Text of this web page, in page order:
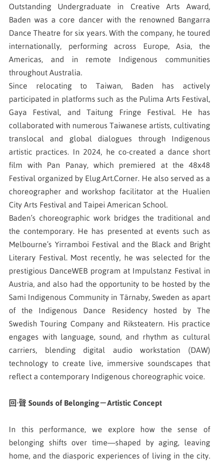
Outstanding Undergraduate in Creative Arts Award,
Baden was a core dancer with the renowned Bangarra
Dance Theatre for six years. With the company, he toured
internationally, performing across Europe, Asia, the
Americas, and in remote Indigenous communities
throughout Australia.
Since relocating to Taiwan, Baden has actively
participated in platforms such as the Pulima Arts Festival,
Gaya Festival, and Taitung Fringe Festival. He has
collaborated with numerous Taiwanese artists, cultivating
translocal and global dialogues through Indigenous
artistic practices. In 2024, he co-created a dance short
film with Pan Panay, which premiered at the 48x48
Festival organized by Elug.Art.Corner. He also served as a
choreographer and workshop facilitator at the Hualien
City Arts Festival and Taipei American School.
Baden’s choreographic work bridges the traditional and
the contemporary. He has presented at events such as
Melbourne’s Yirramboi Festival and the Black and Bright
Literary Festival. Most recently, he was selected for the
prestigious DanceWEB program at Impulstanz Festival in
Austria, and also had the opportunity to be hosted by the
Sami Indigenous Community in Tärnaby, Sweden as apart
of the Indigenous Dance Residency hosted by The
Swedish Touring Company and Riksteatern. His practice
engages with language, sound, and rhythm as cultural
carriers, blending digital audio workstation (DAW)
technology to create live, immersive soundscapes that
reflect a contemporary Indigenous choreographic voice.
回·聲 Sounds of Belonging－Artistic Concept
In this performance, we explore how the sense of
belonging shifts over time—shaped by aging, leaving
home, and the diasporic experiences of living in the city.